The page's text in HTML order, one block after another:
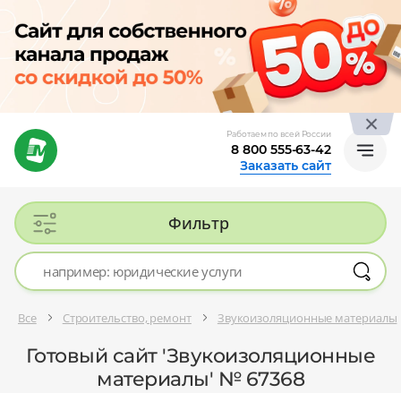
Работаем по всей России
8 800 555-63-42
Заказать сайт
Фильтр
Все Строительство, ремонт Звукоизоляционные материалы
Готовый сайт 'Звукоизоляционные
материалы' № 67368